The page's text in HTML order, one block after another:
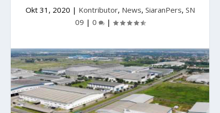
Okt 31, 2020 | Kontributor, News, SiaranPers, SN
09 | 0 |